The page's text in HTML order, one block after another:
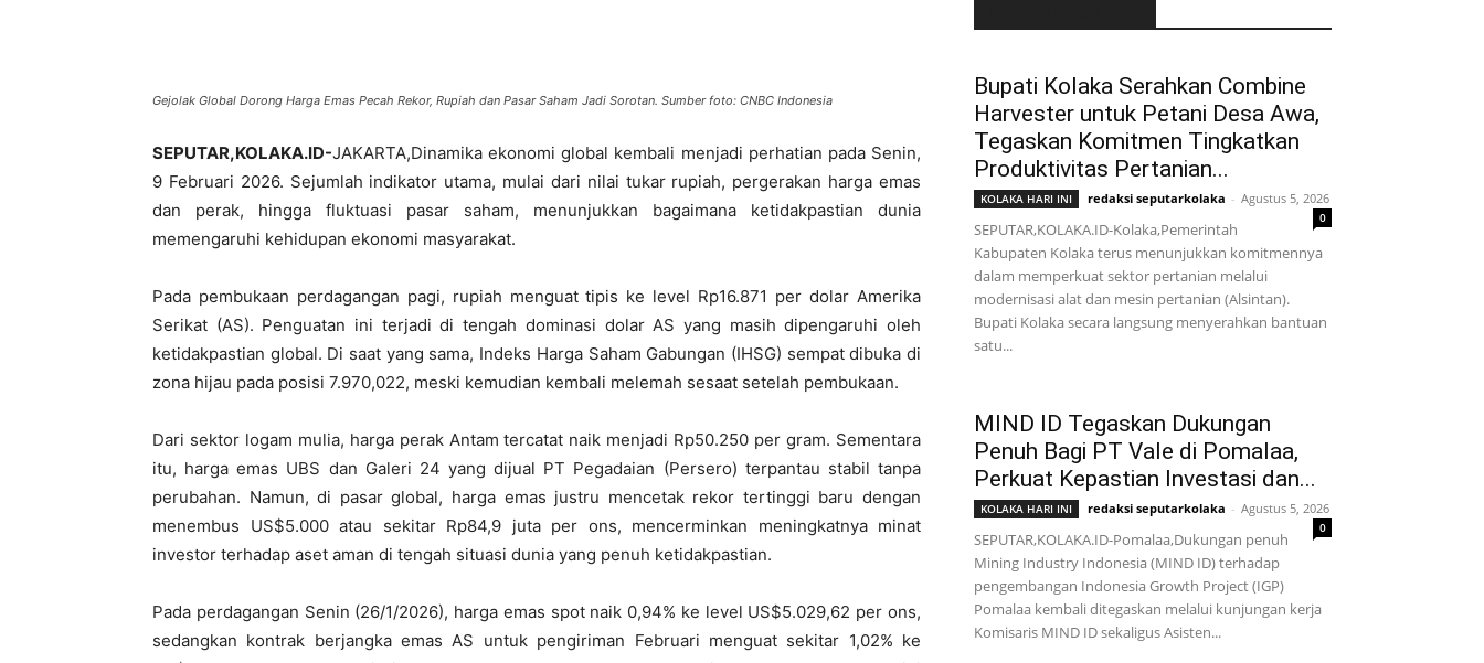
Gejolak Global Dorong Harga Emas Pecah Rekor, Rupiah dan Pasar Saham Jadi Sorotan. Sumber foto: CNBC Indonesia
SEPUTAR,KOLAKA.ID-JAKARTA,Dinamika ekonomi global kembali menjadi perhatian pada Senin,
9 Februari 2026. Sejumlah indikator utama, mulai dari nilai tukar rupiah, pergerakan harga emas
dan perak, hingga fluktuasi pasar saham, menunjukkan bagaimana ketidakpastian dunia
memengaruhi kehidupan ekonomi masyarakat.
Pada pembukaan perdagangan pagi, rupiah menguat tipis ke level Rp16.871 per dolar Amerika
Serikat (AS). Penguatan ini terjadi di tengah dominasi dolar AS yang masih dipengaruhi oleh
ketidakpastian global. Di saat yang sama, Indeks Harga Saham Gabungan (IHSG) sempat dibuka di
zona hijau pada posisi 7.970,022, meski kemudian kembali melemah sesaat setelah pembukaan.
Dari sektor logam mulia, harga perak Antam tercatat naik menjadi Rp50.250 per gram. Sementara
itu, harga emas UBS dan Galeri 24 yang dijual PT Pegadaian (Persero) terpantau stabil tanpa
perubahan. Namun, di pasar global, harga emas justru mencetak rekor tertinggi baru dengan
menembus US$5.000 atau sekitar Rp84,9 juta per ons, mencerminkan meningkatnya minat
investor terhadap aset aman di tengah situasi dunia yang penuh ketidakpastian.
Pada perdagangan Senin (26/1/2026), harga emas spot naik 0,94% ke level US$5.029,62 per ons,
sedangkan kontrak berjangka emas AS untuk pengiriman Februari menguat sekitar 1,02% ke
Bupati Kolaka Serahkan Combine
Harvester untuk Petani Desa Awa,
Tegaskan Komitmen Tingkatkan
Produktivitas Pertanian...
KOLAKA HARI INI redaksi seputarkolaka - Agustus 5, 2026
0
SEPUTAR,KOLAKA.ID-Kolaka,Pemerintah
Kabupaten Kolaka terus menunjukkan komitmennya
dalam memperkuat sektor pertanian melalui
modernisasi alat dan mesin pertanian (Alsintan).
Bupati Kolaka secara langsung menyerahkan bantuan
satu...
MIND ID Tegaskan Dukungan
Penuh Bagi PT Vale di Pomalaa,
Perkuat Kepastian Investasi dan...
KOLAKA HARI INI redaksi seputarkolaka - Agustus 5, 2026
0
SEPUTAR,KOLAKA.ID-Pomalaa,Dukungan penuh
Mining Industry Indonesia (MIND ID) terhadap
pengembangan Indonesia Growth Project (IGP)
Pomalaa kembali ditegaskan melalui kunjungan kerja
Komisaris MIND ID sekaligus Asisten...